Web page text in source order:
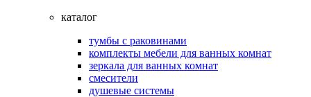
каталог
тумбы с раковинами
комплекты мебели для ванных комнат
зеркала для ванных комнат
смесители
душевые системы